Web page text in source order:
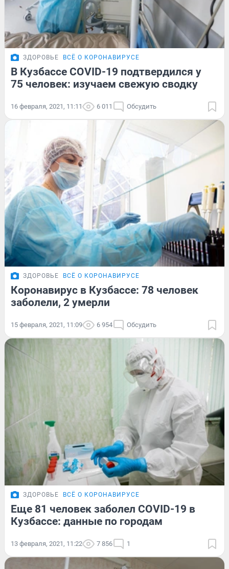
ЗДОРОВЬЕ ВСЁ О КОРОНАВИРУСЕ
В Кузбассе COVID-19 подтвердился у
75 человек: изучаем свежую сводку
16 февраля, 2021, 11:11 6 011 Обсудить
ЗДОРОВЬЕ ВСЁ О КОРОНАВИРУСЕ
Коронавирус в Кузбассе: 78 человек
заболели, 2 умерли
15 февраля, 2021, 11:09 6 954 Обсудить
ЗДОРОВЬЕ ВСЁ О КОРОНАВИРУСЕ
Еще 81 человек заболел COVID-19 в
Кузбассе: данные по городам
13 февраля, 2021, 11:22 7 856 1